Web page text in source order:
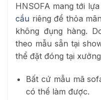
HNSOFA mang tới
cầu riêng để thỏa
không đụng hàng.
theo mẫu sẵn tại
thể đặt đóng tại
Bất cứ mẫu mã
có thể làm được.